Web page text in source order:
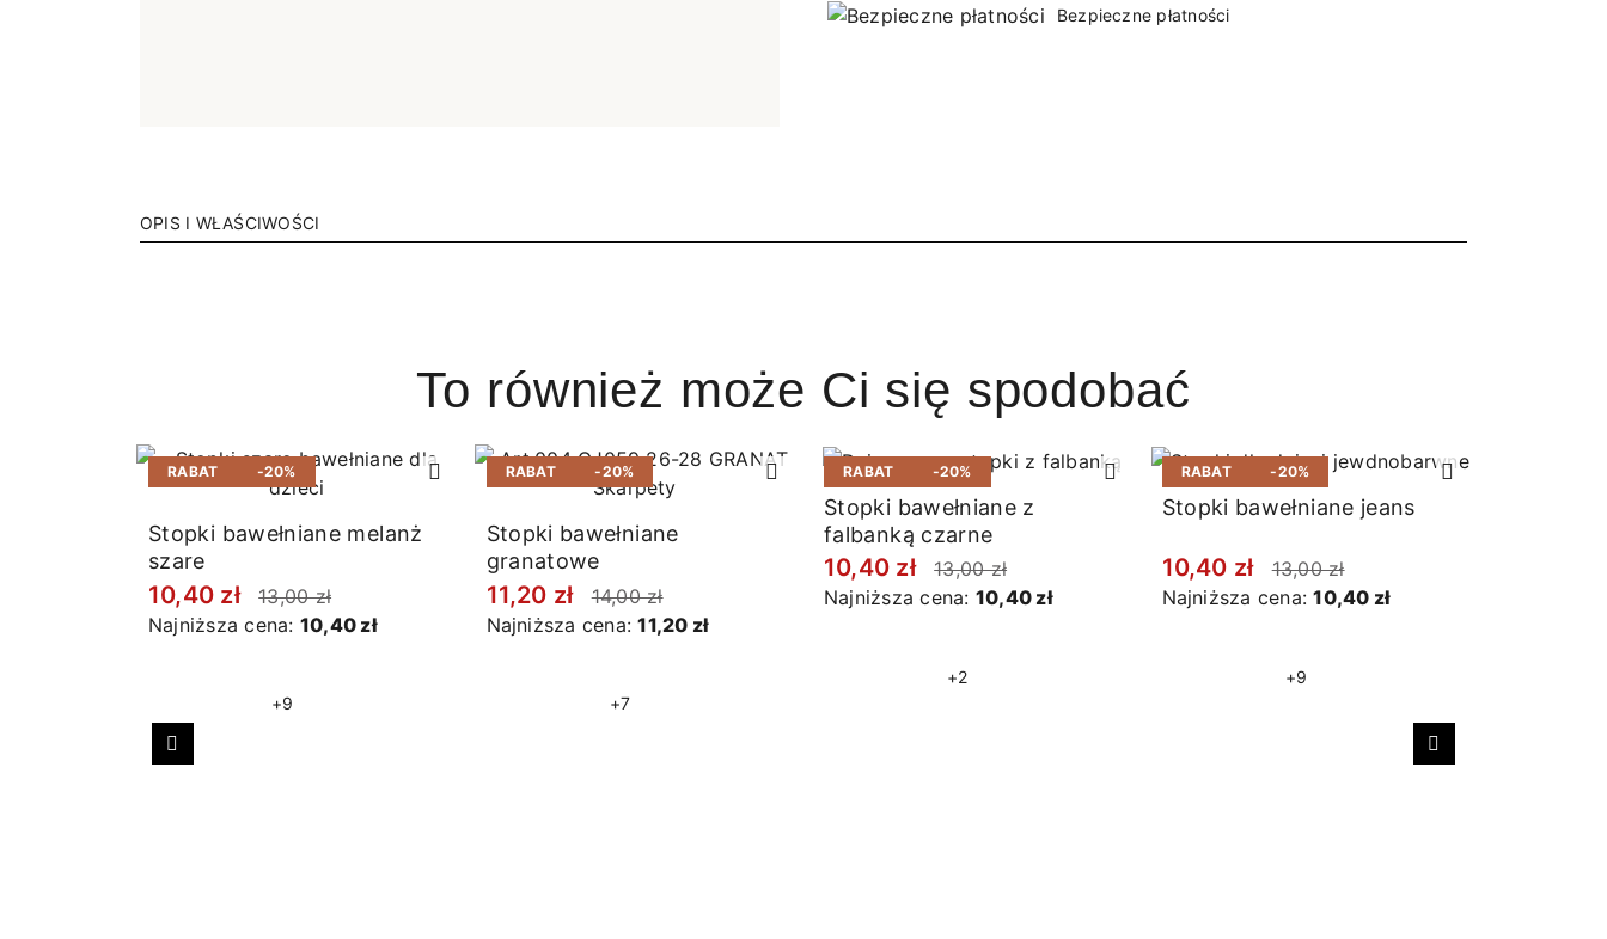
Bezpieczne płatności
OPIS I WŁAŚCIWOŚCI
To również może Ci się spodobać
RABAT -20%
Stopki bawełniane melanż
szare
10,40 zł
13,00 zł
Najniższa cena: 10,40 zł
+9
RABAT -20%
Stopki bawełniane
granatowe
11,20 zł
14,00 zł
Najniższa cena:11,20 zł
+7
RABAT -20%
Stopki bawełniane z
falbanką czarne
10,40 zł
13,00 zł
Najniższa cena: 10,40 zł
+2
RABAT -20%
Stopki bawełniane jeans
10,40 zł
13,00 zł
Najniższa cena:10,40 zł
+9
Poprzedni Następny